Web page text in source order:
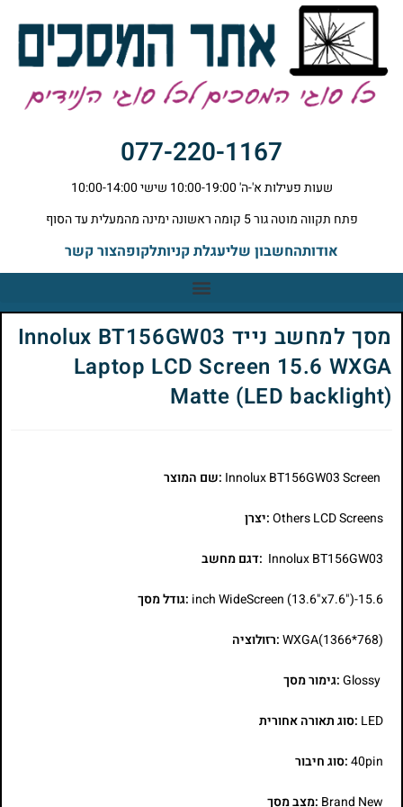
077-220-1167
שעות פעילות א'-ה' 10:00-19:00 שישי 10:00-14:00
פתח תקווה מוטה גור 5 קומה ראשונה ימינה מהמעלית עד הסוף
אודותהחשבון שליעגלת קניותלקופהצור קשר
מסך למחשב נייד Innolux BT156GW03
Laptop LCD Screen 15.6 WXGA
Matte (LED backlight)
:שם המוצר
Others LCD Screens:יצרן
Innolux BT156GW03 :דגם מחשב
15.6-inch WideScreen (13.6"x7.6") :גודל מסך
WXGA(1366*768):רזולוציה
Glossy:גימור מסך
LED :סוג תאורה אחורית
40pin:סוג חיבור
Brand New :מצב מסך